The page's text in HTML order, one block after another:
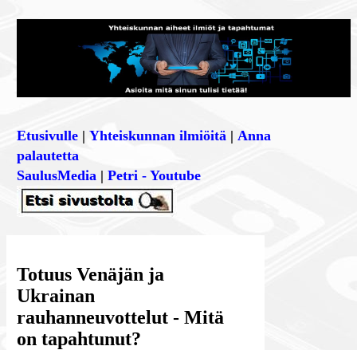
Etusivulle |Yhteiskunnan ilmiöitä |Anna
palautetta
SaulusMedia |Petri - Youtube
Totuus Venäjän ja
Ukrainan
rauhanneuvottelut - Mitä
on tapahtunut?